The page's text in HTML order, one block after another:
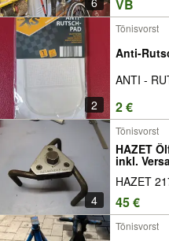
VB
2
Tönisvorst
Anti-
ANTI -
2 €
4
Tönisvorst
HAZET
inkl.
HAZET
45 €
Tönisvorst